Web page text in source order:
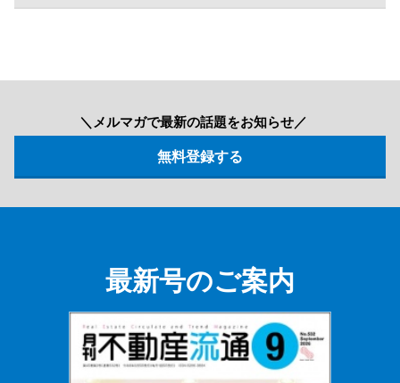
＼メルマガで最新の話題をお知らせ／
最新号のご案内